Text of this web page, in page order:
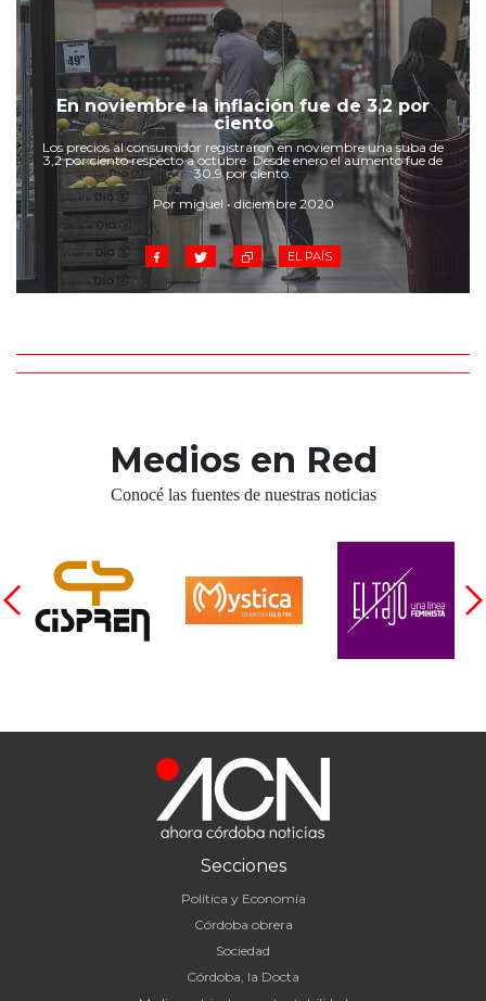
En noviembre la inflación fue de 3,2 por
ciento
Los precios al consumidor registraron en noviembre una suba de
3,2 por ciento respecto a octubre. Desde enero el aumento fue de
30,9 por ciento.
Por miguel • diciembre 2020
EL PAÍS
Medios en Red
Conocé las fuentes de nuestras noticias
Secciones
Política y Economía
Córdoba obrera
Sociedad
Córdoba, la Docta